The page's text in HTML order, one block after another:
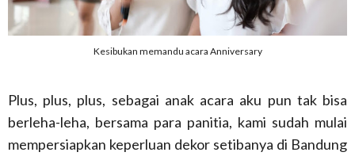
Kesibukan memandu acara Anniversary
Plus, plus, plus, sebagai anak acara aku pun tak bisa
berleha-leha, bersama para panitia, kami sudah mulai
mempersiapkan keperluan dekor setibanya di Bandung